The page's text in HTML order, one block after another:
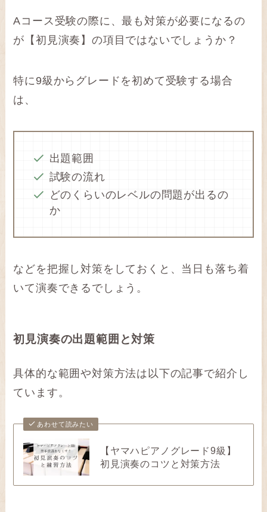
Aコース受験の際に、最も対策が必要になるの
が【初見演奏】の項目ではないでしょうか？
特に9級からグレードを初めて受験する場合
は、
出題範囲
試験の流れ
どのくらいのレベルの問題が出るの
か
などを把握し対策をしておくと、当日も落ち着
いて演奏できるでしょう。
初見演奏の出題範囲と対策
具体的な範囲や対策方法は以下の記事で紹介し
ています。
あわせて読みたい
【ヤマハピアノグレード9級】
初見演奏のコツと対策方法